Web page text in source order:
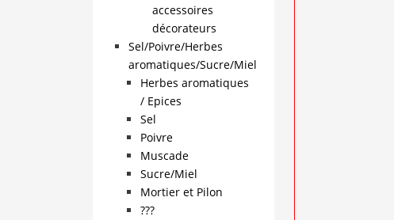
accessoires
décorateurs
Sel/Poivre/Herbes
aromatiques/Sucre/Miel
Herbes aromatiques
/ Epices
Sel
Poivre
Muscade
Sucre/Miel
Mortier et Pilon
???